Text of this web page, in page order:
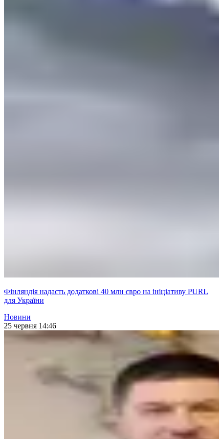
Фінляндія надасть додаткові 40 млн євро на ініціативу PURL
для України
Новини
25 червня 14:46